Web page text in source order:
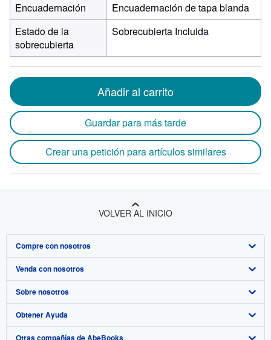
Encuadernación
Encuadernación de tapa blanda
Estado de la
sobrecubierta
Sobrecubierta Incluida
Añadir al carrito
Guardar para más tarde
Crear una petición para artículos similares
VOLVER AL INICIO
Compre con nosotros
Búsqueda avanzada
Colecciones
Mi cuenta
Mis pedidos
Venda con nosotros
Comenzar a vender
Únase a nuestro programa de afiliados
Recomiende un vendedor
Sobre nosotros
Sobre IberLibro
Medios
Obtener Ayuda
Preguntas frecuentes y guías
Otras compañías de AbeBooks